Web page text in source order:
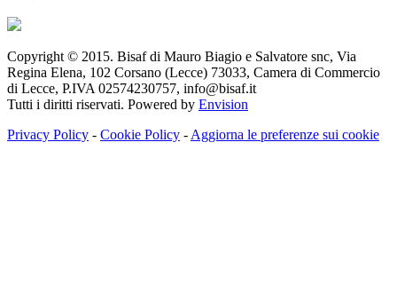
Copyright © 2015. Bisaf di Mauro Biagio e Salvatore snc, Via
Regina Elena, 102 Corsano (Lecce) 73033, Camera di Commercio
di Lecce, P.IVA 02574230757, info@bisaf.it
Tutti i diritti riservati. Powered by Envision
Privacy Policy - Cookie Policy - Aggiorna le preferenze sui cookie